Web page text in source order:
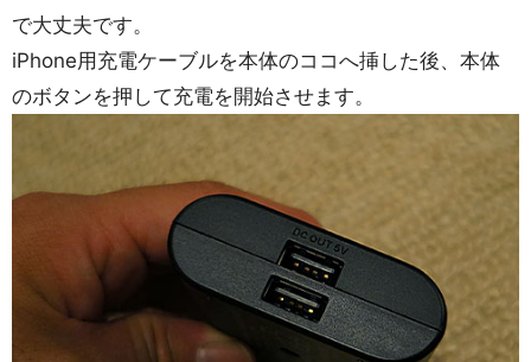
で大丈夫です。
iPhone用充電ケーブルを本体のココへ挿した後、本体
のボタンを押して充電を開始させます。